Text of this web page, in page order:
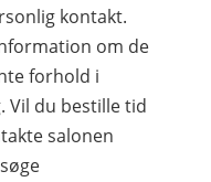
kontakt.
om de
forhold i
Vil du bestille tid
salonen